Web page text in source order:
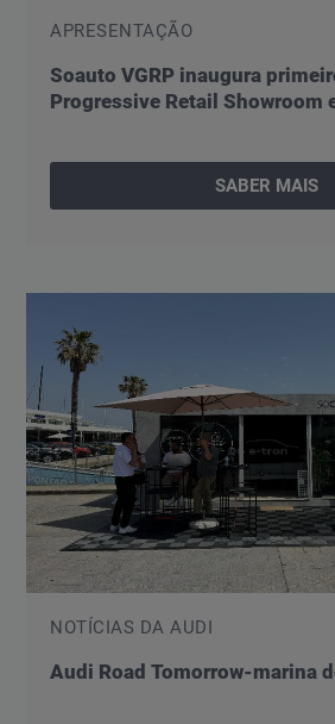
APRESENTAÇÃO
Soauto VGRP inaugura
Progressive Retail Showroom
SABER MAIS
NOTÍCIAS DA AUDI
Audi Road Tomorrow-marina